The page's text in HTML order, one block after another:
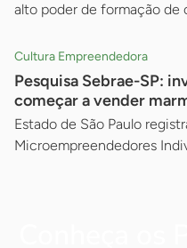
alto poder de formação de
Cultura Empreendedora
Pesquisa Sebrae-SP:
começar a vender
Estado de São Paulo
Microempreendedores